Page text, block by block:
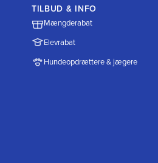
TILBUD & INFO
Mængderabat
Elevrabat
Hundeopdrættere & jægere